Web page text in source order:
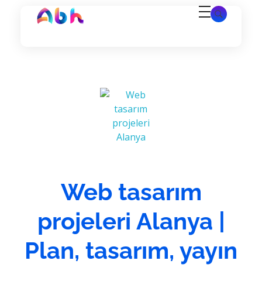
Web tasarım
projeleri Alanya |
Plan, tasarım, yayın